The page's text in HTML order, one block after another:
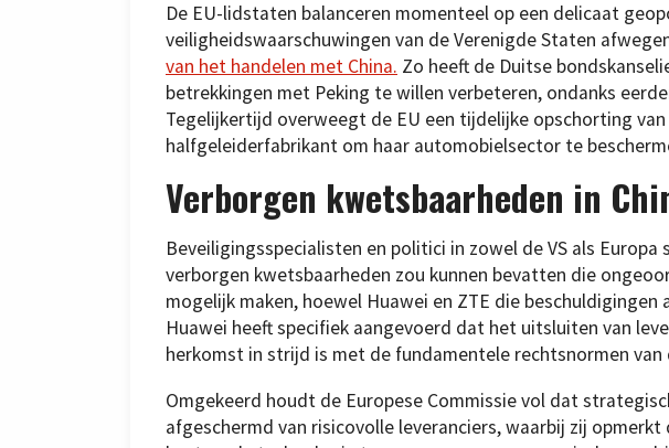
De EU-lidstaten balanceren momenteel op een delicaat
veiligheidswaarschuwingen van de Verenigde Staten
van het handelen met China. Zo heeft de Duitse
betrekkingen met Peking te willen verbeteren, ondanks
Tegelijkertijd overweegt de EU een tijdelijke opschorting
halfgeleiderfabrikant om haar automobielsector te
Verborgen kwetsbaarheden in
Beveiligingsspecialisten en politici in zowel de VS als
verborgen kwetsbaarheden zou kunnen bevatten die
mogelijk maken, hoewel Huawei en ZTE die
Huawei heeft specifiek aangevoerd dat het uitsluiten van
herkomst in strijd is met de fundamentele rechtsnormen van
Omgekeerd houdt de Europese Commissie vol dat
afgeschermd van risicovolle leveranciers, waarbij zij